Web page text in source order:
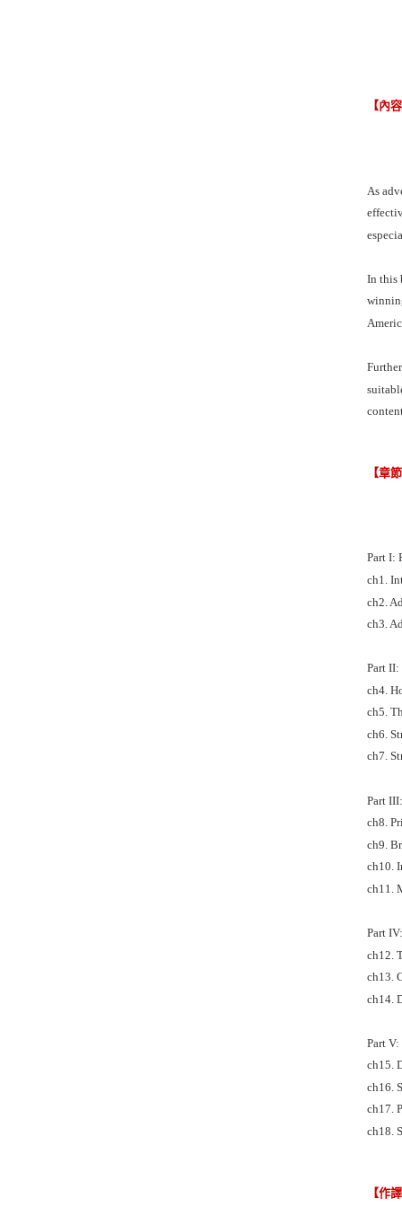
【內
As
In this
【章
Part I:
ch1.
ch2.
ch3.
Part II:
ch4.
ch5.
ch6.
ch7.
Part
ch8.
ch9.
ch10.
ch11.
Part
ch12.
ch13.
ch14.
Part
ch15.
ch16.
ch17.
ch18.
【作